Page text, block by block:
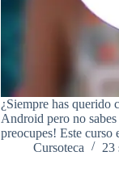
¿Siempre has querido
Android pero no
preocupes! Este curso
Cursoteca
23